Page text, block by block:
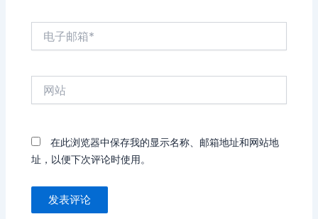
在此浏览器中保存我的显示名称、邮箱地址和网站地
址，以便下次评论时使用。